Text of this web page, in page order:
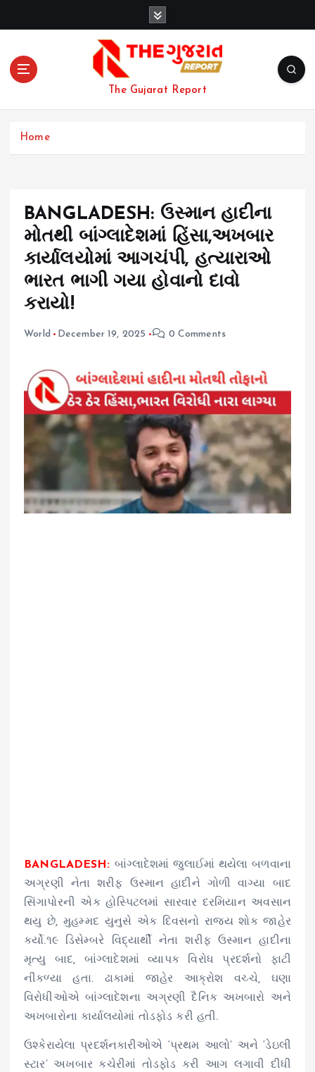
The Gujarat Report
Home
BANGLADESH: ઉસ્માન હાદીના
મોતથી બાંગ્લાદેશમાં હિંસા,અખબાર
કાર્યાલયોમાં આગચંપી, હત્યારાઓ
ભારત ભાગી ગયા હોવાનો દાવો
કરાયો!
World December 19, 2025 0 Comments
BANGLADESH: બાંગ્લાદેશમાં જુલાઈમાં થયેલા બળવાના
અગ્રણી નેતા શરીફ ઉસ્માન હાદીને ગોળી વાગ્યા બાદ
સિંગાપોરની એક હોસ્પિટલમાં સારવાર દરમિયાન અવસાન
થયુ છે, મુહમ્મદ યુનુસે એક દિવસનો રાજ્ય શોક જાહેર
કર્યો.૧૯ ડિસેમ્બરે વિદ્યાર્થી નેતા શરીફ ઉસ્માન હાદીના
મૃત્યુ બાદ, બાંગ્લાદેશમાં વ્યાપક વિરોધ પ્રદર્શનો ફાટી
નીકળ્યા હતા. ઢાકામાં જાહેર આક્રોશ વચ્ચે, ઘણા
વિરોધીઓએ બાંગ્લાદેશના અગ્રણી દૈનિક અખબારો અને
અખબારોના કાર્યાલયોમાં તોડફોડ કરી હતી.
ઉશ્કેરાયેલા પ્રદર્શનકારીઓએ ‘પ્રથમ આલો’ અને ‘ડેઇલી
સ્ટાર’ અખબાર કચેરીમાં તોડફોડ કરી આગ લગાવી દીધી